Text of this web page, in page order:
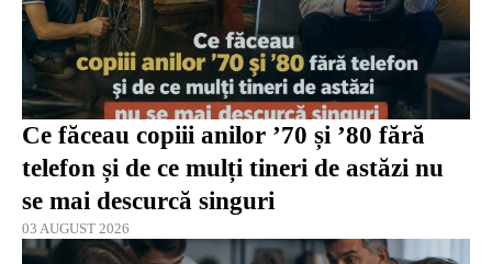
Ce făceau copiii anilor ’70 și ’80 fără
telefon și de ce mulți tineri de astăzi nu
se mai descurcă singuri
03 AUGUST 2026